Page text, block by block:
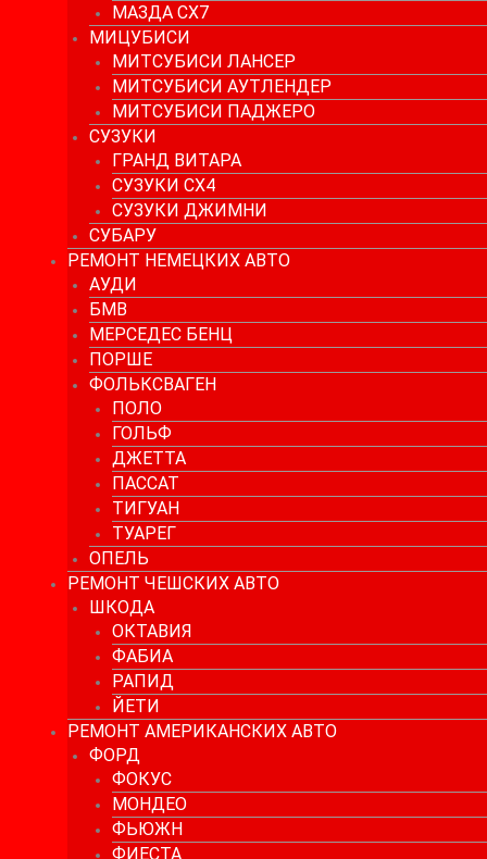
МАЗДА СХ7
МИЦУБИСИ
МИТСУБИСИ ЛАНСЕР
МИТСУБИСИ АУТЛЕНДЕР
МИТСУБИСИ ПАДЖЕРО
СУЗУКИ
ГРАНД ВИТАРА
СУЗУКИ СХ4
СУЗУКИ ДЖИМНИ
СУБАРУ
РЕМОНТ НЕМЕЦКИХ АВТО
АУДИ
БМВ
МЕРСЕДЕС БЕНЦ
ПОРШЕ
ФОЛЬКСВАГЕН
ПОЛО
ГОЛЬФ
ДЖЕТТА
ПАССАТ
ТИГУАН
ТУАРЕГ
ОПЕЛЬ
РЕМОНТ ЧЕШСКИХ АВТО
ШКОДА
ОКТАВИЯ
ФАБИА
РАПИД
ЙЕТИ
РЕМОНТ АМЕРИКАНСКИХ АВТО
ФОРД
ФОКУС
МОНДЕО
ФЬЮЖН
ФИЕСТА